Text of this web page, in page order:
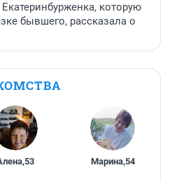
которую
бывшего, рассказала о
,53 Марина,54